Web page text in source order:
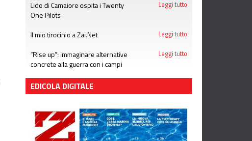
Lido di Camaiore ospita i Twenty
One Pilots
Leggi tutto
Il mio tirocinio a Zai.Net Leggi tutto
“Rise up”: immaginare alternative
concrete alla guerra con i campi
Leggi tutto
EDICOLA DIGITALE